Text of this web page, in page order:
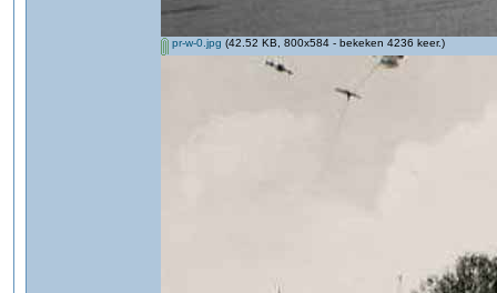
pr-w-0.jpg (42.52 KB, 800x584 - bekeken 4236 keer.)